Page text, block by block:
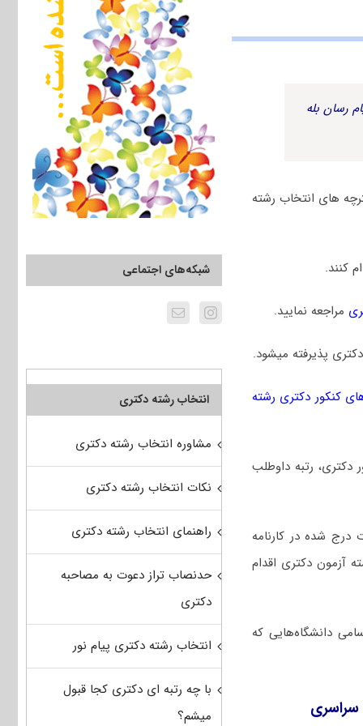
رسان بله
های انتخاب رشته
کنند.
مراجعه نمایید.
پذیرفته میشود.
کنکور دکتری رشته
دکتری، رتبه داوطلب
درج شده در کارنامه
آزمون دکتری اقدام
دانشگاه‌هایی که
شبکه‌های اجتماعی
انتخاب رشته دکتری
مشاوره انتخاب رشته دکتری
نکات انتخاب رشته دکتری
راهنمای انتخاب رشته دکتری
حدنصاب تراز دعوت به مصاحبه
دکتری
انتخاب رشته دکتری پیام نور
با چه رتبه ای دکتری کجا قبول
میشم؟